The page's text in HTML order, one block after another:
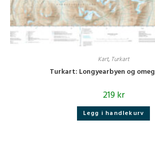
Kart, Turkart
Turkart: Longyearbyen og
219kr
Legg i handlekurv